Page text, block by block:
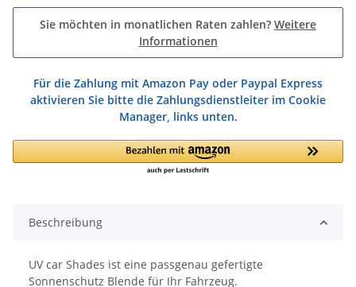
Sie möchten in monatlichen Raten zahlen? Weitere
Informationen
Für die Zahlung mit Amazon Pay oder Paypal Express
aktivieren Sie bitte die Zahlungsdienstleiter im Cookie
Manager, links unten.
Beschreibung
UV car Shades ist eine passgenau gefertigte
Sonnenschutz Blende für Ihr Fahrzeug.